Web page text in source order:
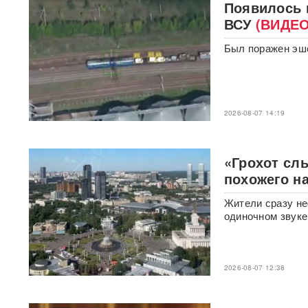
Масленников сыграли
тайную свадьбу
ФОТО
«Первый сценарий уже
запущен»: в России назвали
три варианта, после которых
Киеву будет не до терактов
«У Путина лопнуло
«93 метра под землей»:
Зеленского спрятали в
бункер после мощного удара
по Киеву
"Мешали жить проблемы":
друг Усольцевых получил от
них загадочное послание
Появилось
ВСУ
Был поражен
2026-08-07 14:19
«Грохот
похожего
Жители сразу
одиночном
2026-08-07 12:38